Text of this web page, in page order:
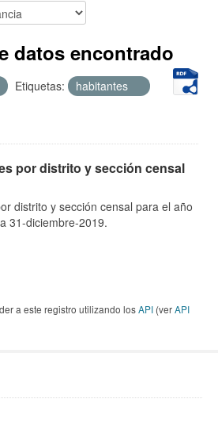
datos encontrado
Etiquetas:
habitantes
por distrito y sección censal
distrito y sección censal para el año
31-diciembre-2019.
a este registro utilizando losAPI (verAPI